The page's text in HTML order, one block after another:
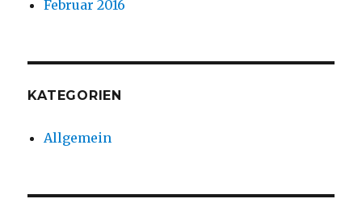
Februar 2016
KATEGORIEN
Allgemein